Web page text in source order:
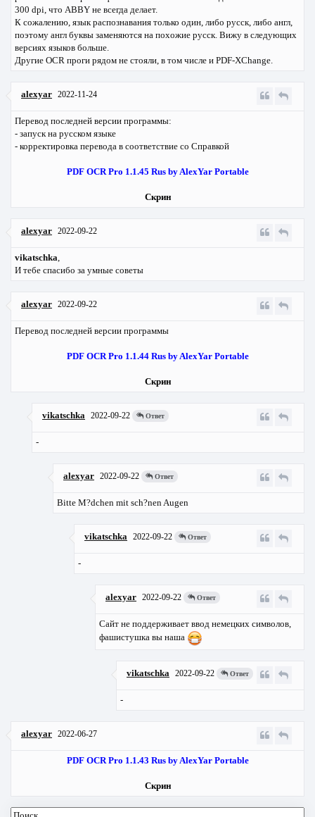
300 dpi, что ABBY не всегда делает.
К сожалению, язык распознавания только один, либо русск, либо англ,
поэтому англ буквы заменяются на похожие русск. Вижу в следующих
версиях языков больше.
Другие OCR проги рядом не стояли, в том числе и PDF-XChange.
alexyar 2022-11-24
Перевод последней версии программы:
- запуск на русском языке
- корректировка перевода в соответствие со Справкой
PDF OCR Pro 1.1.45 Rus by AlexYar Portable
Скрин
alexyar 2022-09-22
vikatschka,
И тебе спасибо за умные советы
alexyar 2022-09-22
Перевод последней версии программы
PDF OCR Pro 1.1.44 Rus by AlexYar Portable
Скрин
vikatschka 2022-09-22 Ответ
-
alexyar 2022-09-22 Ответ
Bitte M?dchen mit sch?nen Augen
vikatschka 2022-09-22 Ответ
-
alexyar 2022-09-22 Ответ
Сайт не поддерживает ввод немецких символов,
фашистушка вы наша
vikatschka 2022-09-22 Ответ
-
alexyar 2022-06-27
PDF OCR Pro 1.1.43 Rus by AlexYar Portable
Скрин